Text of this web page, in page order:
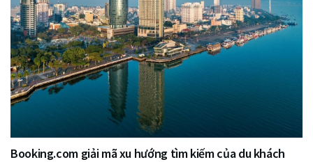
Booking.com giải mã xu hướng tìm kiếm của du khách